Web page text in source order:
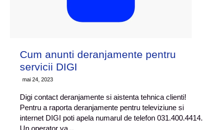
Cum anunti deranjamente pentru
servicii DIGI
mai 24, 2023
Digi contact deranjamente si aistenta tehnica clienti!
Pentru a raporta deranjamente pentru televiziune si
internet DIGI poti apela numarul de telefon 031.400.4414.
Un operator va...